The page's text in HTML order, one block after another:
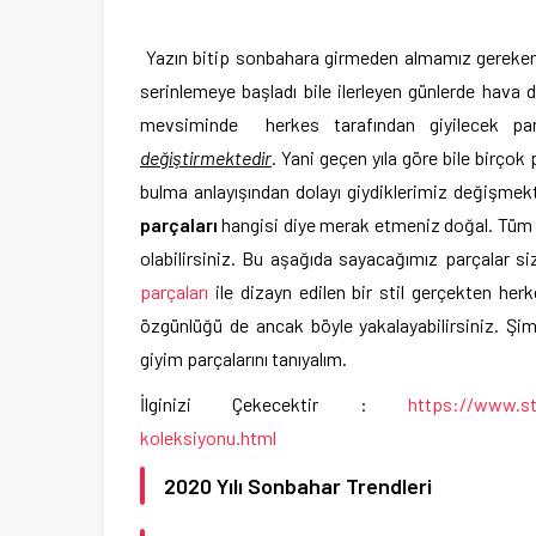
Yazın bitip sonbahara girmeden almamız
serinlemeye başladı bile ilerleyen günlerde
mevsiminde herkes tarafından giyilecek
değiştirmektedir. Yani geçen yıla göre bile
bulma anlayışından dolayı giydiklerimiz
parçaları hangisi diye merak etmeniz doğal.
olabilirsiniz. Bu aşağıda sayacağımız parçalar
parçaları ile dizayn edilen bir stil gerçekten
özgünlüğü de ancak böyle yakalayabilirsiniz.
giyim parçalarını tanıyalım.
İlginizi Çekecektir : https://
koleksiyonu.html
2020 Yılı Sonbahar Trendleri